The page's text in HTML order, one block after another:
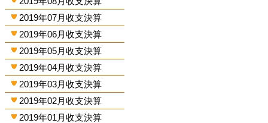
2019年07月收支決算
2019年06月收支決算
2019年05月收支決算
2019年04月收支決算
2019年03月收支決算
2019年02月收支決算
2019年01月收支決算